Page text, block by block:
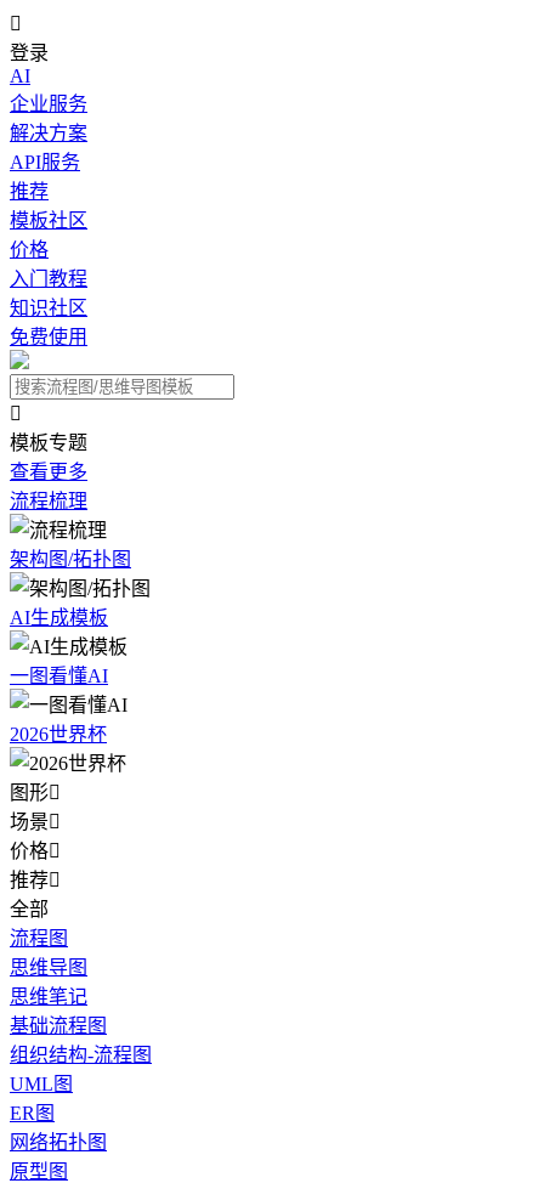

登录
AI
企业服务
解决方案
API服务
推荐
模板社区
价格
入门教程
知识社区
免费使用

模板专题
查看更多
流程梳理
架构图/拓扑图
AI生成模板
一图看懂AI
2026世界杯
图形
场景
价格
推荐
全部
流程图
思维导图
思维笔记
基础流程图
组织结构-流程图
UML图
ER图
网络拓扑图
原型图